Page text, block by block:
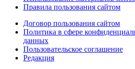
Правила пользования сайтом
Договор пользования сайтом
Политика в сфере
данных
Пользовательское соглашение
Редакция